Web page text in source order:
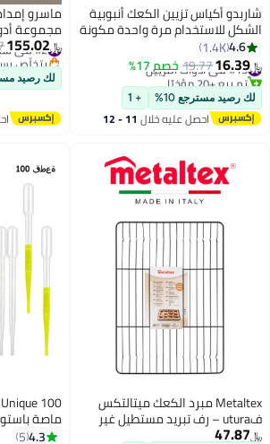
شاربدو أكياس تزيين الكعك أنبوبية
الشكل للاستخدام مرة واحدة مكونة
من 100 قطعة أبيض 26x17سم4.6
1.4K
﷼‏16.39
19.77خصم 17% #15 في أدوات التزيين
تم بيع +20 مؤخرًا
#15 في أدوات التزيين
لك رصيد مسترجع 10% + 1
احصل عليه خلال 11 - 12
اغسطس
ماسرو
مجموعة
العجينة
الخبز الخبز
الخبز الخبز
الخبز الخبز
الخبز الخبز
﷼‏155.02
#2 في سلال تخمير الخبز
بتخلّص
#2 في سلال تخمير الخبز
لك رصيد
Metaltex مبرد الكعك ميتالتكس
فutura – رف تبريد مستطيل غير
لاصق 45 × 32 سم، فولاذ مطلي ﷼‏47.87
ماصة
قطارة
4.3
5